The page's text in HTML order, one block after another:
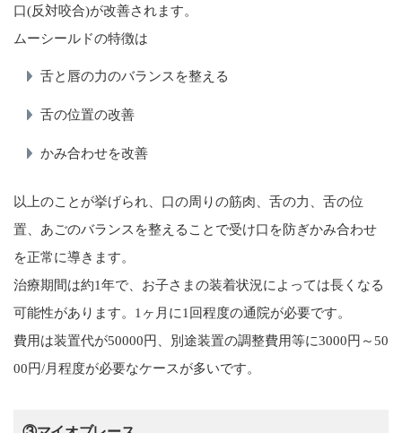
口(反対咬合)が改善されます。
ムーシールドの特徴は
舌と唇の力のバランスを整える
舌の位置の改善
かみ合わせを改善
以上のことが挙げられ、口の周りの筋肉、舌の力、舌の位
置、あごのバランスを整えることで受け口を防ぎかみ合わせ
を正常に導きます。
治療期間は約1年で、お子さまの装着状況によっては長くなる
可能性があります。1ヶ月に1回程度の通院が必要です。
費用は装置代が50000円、別途装置の調整費用等に3000円～50
00円/月程度が必要なケースが多いです。